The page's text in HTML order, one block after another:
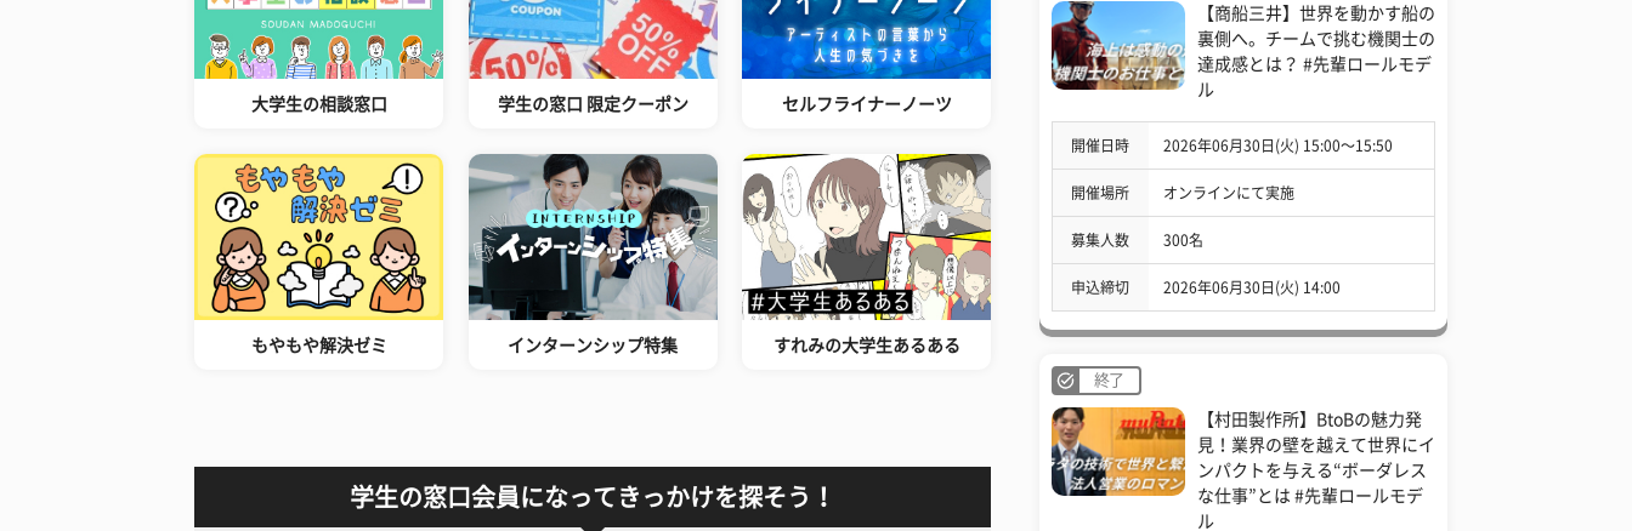
大学生の相談窓口 学生の窓口 限定クーポン セルフライナーノーツ
もやもや解決ゼミ インターンシップ特集 すれみの大学生あるある
学生の窓口会員になってきっかけを探そう！
【商船三井】世界を動かす船の
裏側へ。チームで挑む機関士の
達成感とは？ #先輩ロールモデ
ル
開催日時 2026年06月30日(火) 15:00〜15:50
開催場所 オンラインにて実施
募集人数 300名
申込締切 2026年06月30日(火) 14:00
終了
【村田製作所】BtoBの魅力発
見！業界の壁を越えて世界にイ
ンパクトを与える“ボーダレス
な仕事”とは #先輩ロールモデ
ル